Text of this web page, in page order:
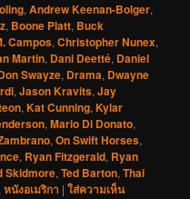
,Andrew Keenan-Bolger,
, Boone Platt, Buck
Campos,Christopher Nunex,
Martin, Dani Deetté, Daniel
Swayze, Drama, Dwayne
,Jason Kravits,Jay
,Kat Cunning,Kylar
,Mario Di Donato,
,On Swift Horses,
, Ryan Fitzgerald, Ryan
Skidmore,Ted Barton,Thai
,หนังอเมริกา |ใส่ความเห็น